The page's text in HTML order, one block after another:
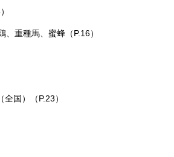
、重種馬、蜜蜂（P.16）
国）（P.23）